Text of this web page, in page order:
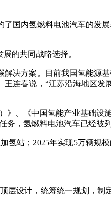
国内氢燃料电池汽车的发
的共同战略选择。
决方案。目前我国氢能源
连春说，“江苏沿海地区发
》、《中国氢能产业基础设
，氢燃料电池汽车已经被
氢站；2025年实现5万辆规
层设计，统筹统一规划，制